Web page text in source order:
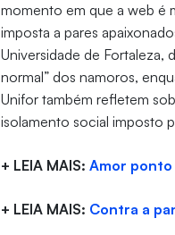
momento em que a web é
imposta a pares
Universidade de
normal” dos namoros,
Unifor também refletem
isolamento social imposto
+ LEIA MAIS:Amor ponto
+ LEIA MAIS: Contra a